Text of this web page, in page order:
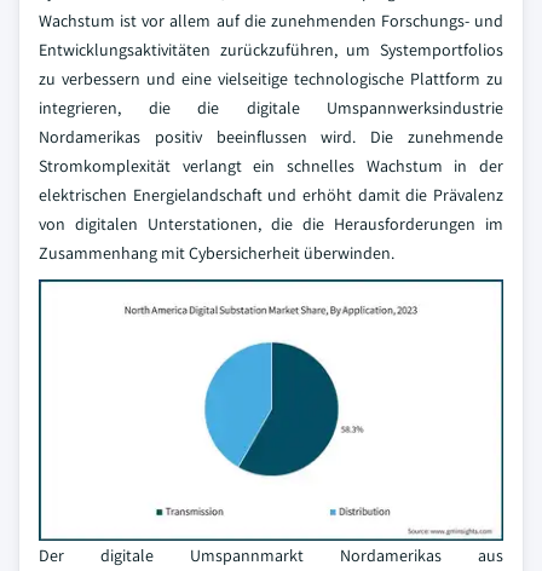
Wachstum ist vor allem auf die zunehmenden Forschungs- und
Entwicklungsaktivitäten zurückzuführen, um Systemportfolios
zu verbessern und eine vielseitige technologische Plattform zu
integrieren, die die digitale Umspannwerksindustrie
Nordamerikas positiv beeinflussen wird. Die zunehmende
Stromkomplexität verlangt ein schnelles Wachstum in der
elektrischen Energielandschaft und erhöht damit die Prävalenz
von digitalen Unterstationen, die die Herausforderungen im
Zusammenhang mit Cybersicherheit überwinden.
Der digitale Umspannmarkt Nordamerikas aus